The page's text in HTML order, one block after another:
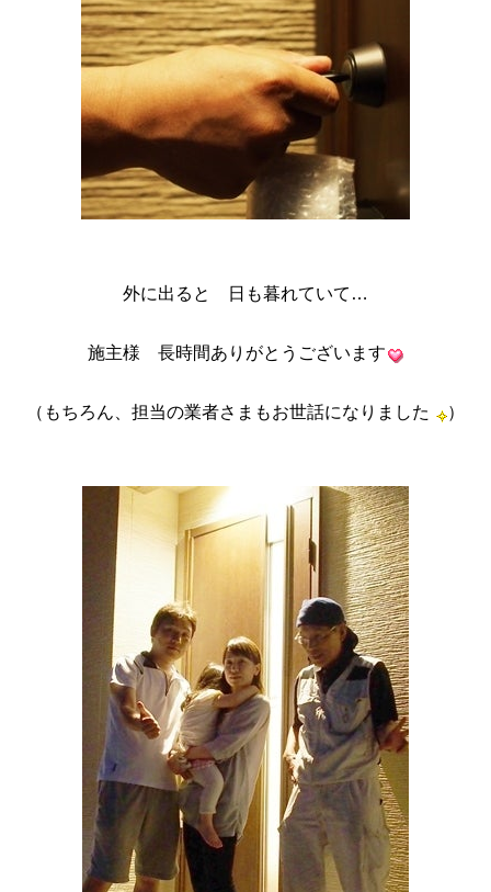
外に出ると 日も暮れていて…
施主様 長時間ありがとうございます
（もちろん、担当の業者さまもお世話になりました ）